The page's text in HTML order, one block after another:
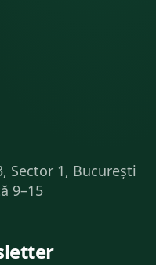
Sector 1, București
9–15